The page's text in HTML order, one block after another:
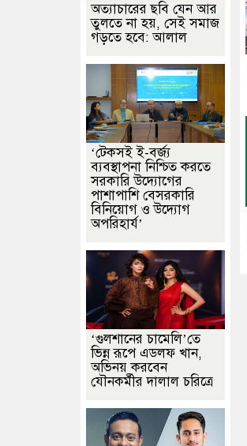
অত্যাচারের ছবি যেন আর
তুলতে না হয়, সেই সমাজ
গড়তে হবে: আলাল
‘টেকসই ই-বর্জ্য
ব্যবস্থাপনা নিশ্চিত করতে
সরকারি উদ্যোগের
পাশাপাশি বেসরকারি
বিনিয়োগ ও উদ্যোগ
অপরিহার্য’
‘গুলশানের চামেলি’তে
ভিন্ন রূপে এডলফ খান,
অভিনয় করবেন
যৌনকর্মীর দালাল চরিত্রে